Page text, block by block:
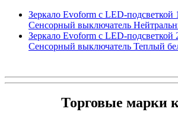
Зеркало Evoform с LED-подсветкой
Сенсорный выключатель
Зеркало Evoform с LED-подсветкой
Сенсорный выключатель Теплый
Торговые марки